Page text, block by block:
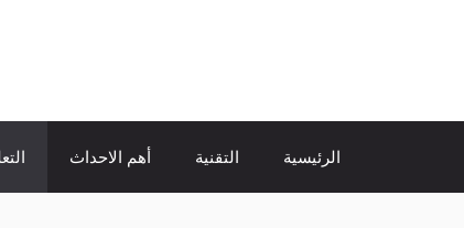
الرئيسية التقنية أهم الاحداث